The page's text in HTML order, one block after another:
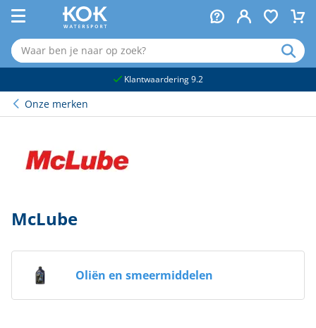
Klantwaardering 9.2
Onze merken
McLube
Oliën en smeermiddelen